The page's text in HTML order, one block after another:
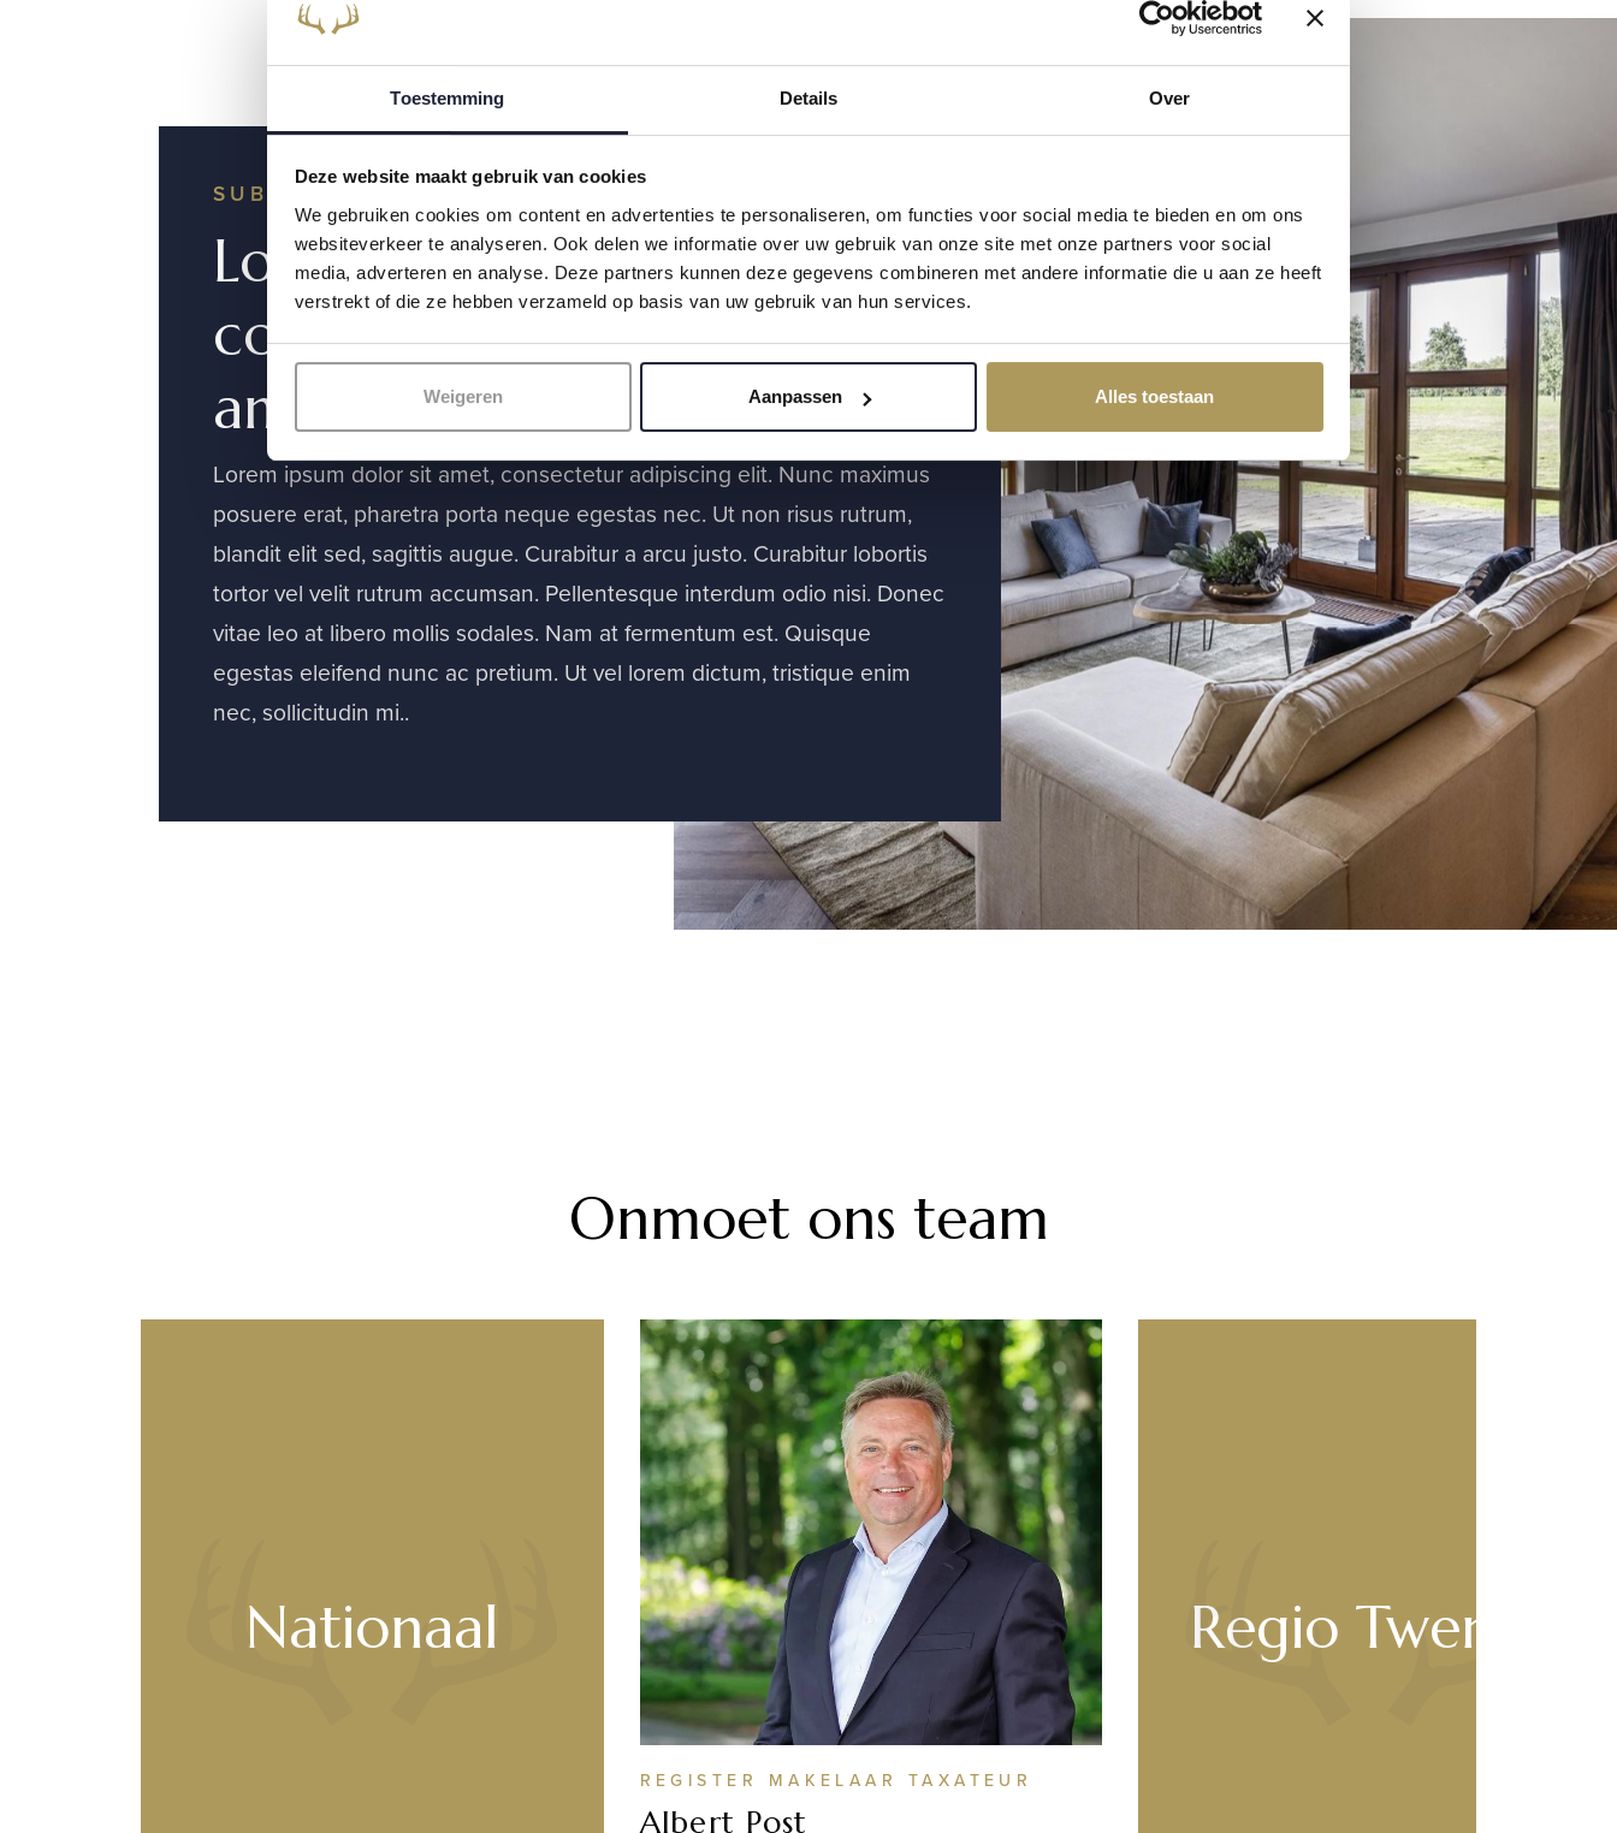
Toestemming Details Over
Deze website maakt gebruik van cookies
We gebruiken cookies om content en advertenties te personaliseren, om functies voor social media te bieden en om ons
websiteverkeer te analyseren. Ook delen we informatie over uw gebruik van onze site met onze partners voor social
media, adverteren en analyse. Deze partners kunnen deze gegevens combineren met andere informatie die u aan ze heeft
verstrekt of die ze hebben verzameld op basis van uw gebruik van hun services.
Weigeren Aanpassen Alles toestaan
SUBTITLE
Lorem ipsum dolor sit amet
consectetur. Tortor mi
amet.
Lorem ipsum dolor sit amet, consectetur adipiscing elit. Nunc maximus
posuere erat, pharetra porta neque egestas nec. Ut non risus rutrum,
blandit elit sed, sagittis augue. Curabitur a arcu justo. Curabitur lobortis
tortor vel velit rutrum accumsan. Pellentesque interdum odio nisi. Donec
vitae leo at libero mollis sodales. Nam at fermentum est. Quisque
egestas eleifend nunc ac pretium. Ut vel lorem dictum, tristique enim
nec, sollicitudin mi..
Onmoet ons team
Nationaal
REGISTER MAKELAAR TAXATEUR
Albert Post
Regio Twente